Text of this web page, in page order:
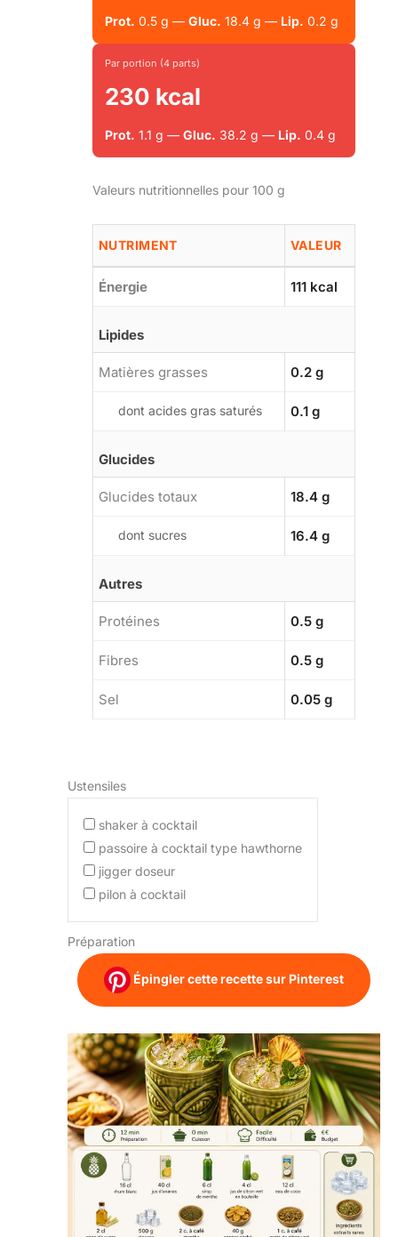
Prot. 0.5 g — Gluc. 18.4 g — Lip. 0.2 g
Par portion (4 parts)
230 kcal
Prot. 1.1 g — Gluc. 38.2 g — Lip. 0.4 g
Valeurs nutritionnelles pour 100 g
NUTRIMENT VALEUR
Énergie 111 kcal
Lipides
Matières grasses 0.2 g
dont acides gras saturés 0.1 g
Glucides
Glucides totaux 18.4 g
dont sucres 16.4 g
Autres
Protéines 0.5 g
Fibres 0.5 g
Sel 0.05 g
Ustensiles
shaker à cocktail
passoire à cocktail type hawthorne
jigger doseur
pilon à cocktail
Préparation
Épingler cette recette sur Pinterest